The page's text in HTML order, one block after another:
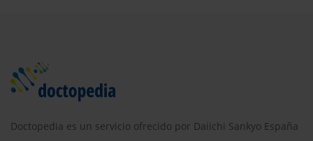
Doctopedia es un servicio ofrecido por Daiichi Sankyo España